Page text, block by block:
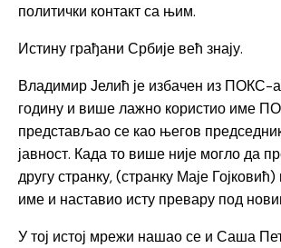
политички контакт са њим.
Истину грађани Србије већ знају.
Владимир Јелић је избачен из ПОКС-
годину и више лажно користио име
представљао се као његов
јавност. Када то више није могло да
другу странку, (странку Маје Гојковић)
име и наставио исту превару под
У тој истој мрежи нашао се и Саша